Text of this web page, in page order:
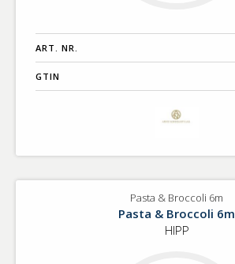
ART. NR.
GTIN
Pasta & Broccoli 6m
Pasta & Broccoli 6m
HIPP